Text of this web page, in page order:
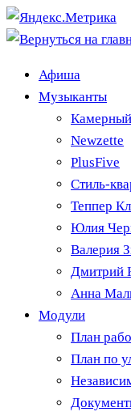
Афиша
Музыканты
Newzette
PlusFive
Стиль-
Теппер
Юлия
Валерия
Дмитрий
Анна
Модули
План
План по